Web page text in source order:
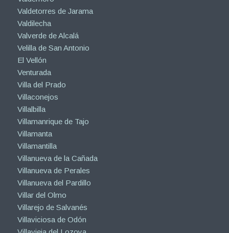
Valdetorres de Jarama
Valdilecha
Valverde de Alcalá
Velilla de San Antonio
El Vellón
Venturada
Villa del Prado
Villaconejos
Villalbilla
Villamanrique de Tajo
Villamanta
Villamantilla
Villanueva de la Cañada
Villanueva de Perales
Villanueva del Pardillo
Villar del Olmo
Villarejo de Salvanés
Villaviciosa de Odón